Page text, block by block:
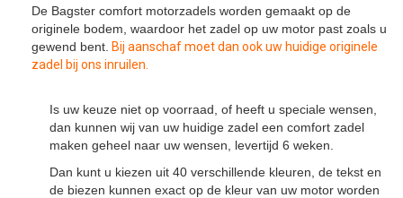
De Bagster comfort motorzadels worden gemaakt op de
originele bodem, waardoor het zadel op uw motor past zoals u
gewend bent. Bij aanschaf moet dan ook uw huidige originele
zadel bij ons inruilen.
Is uw keuze niet op voorraad, of heeft u speciale wensen,
dan kunnen wij van uw huidige zadel een comfort zadel
maken geheel naar uw wensen, levertijd 6 weken.
Dan kunt u kiezen uit 40 verschillende kleuren, de tekst en
de biezen kunnen exact op de kleur van uw motor worden